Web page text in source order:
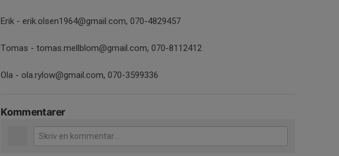
Erik - erik.olsen1964@gmail.com, 070-4829457
Tomas - tomas.mellblom@gmail.com, 070-8112412
Ola - ola.rylow@gmail.com, 070-3599336
Kommentarer